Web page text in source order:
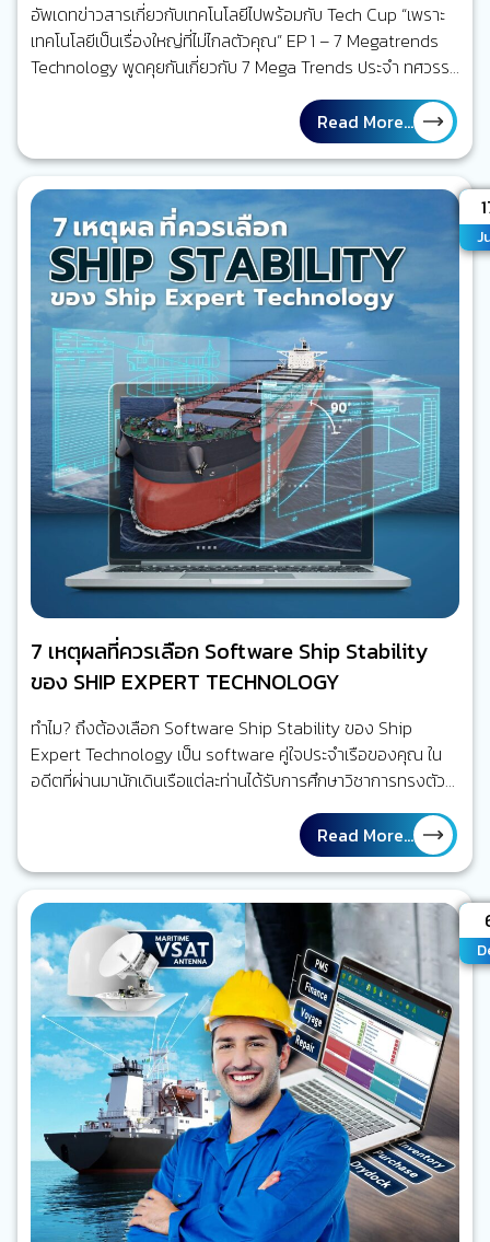
อัพเดทข่าวสารเกี่ยวกับเทคโนโลยีไปพร้อมกับ Tech Cup “เพราะ
เทคโนโลยีเป็นเรื่องใหญ่ที่ไม่ไกลตัวคุณ” EP 1 – 7 Megatrends
Technology พูดคุยกันเกี่ยวกับ 7 Mega Trends ประจำ ทศวรรษ
นี้ (2020-2030) ว่ามีอะไรบ้าง และเทคโนโลยีตัวไหนกำลังมาแรง
และน่าสนใจ เรามาฟังกันครับ EP 2 – Category of Satellite
Read More...
7 เหตุผลที่ควรเลือก Software Ship Stability
ของ SHIP EXPERT TECHNOLOGY
ทำไม? ถึงต้องเลือก Software Ship Stability ของ Ship
Expert Technology เป็น software คู่ใจประจำเรือของคุณ ใน
อดีตที่ผ่านมานักเดินเรือแต่ละท่านได้รับการศึกษาวิชาการทรงตัว
ของเรือ ที่ได้กล่าวถึงทฤษฎีมากมาย สูตรเพื่อประกอบการคำนวณ
ต่าง ๆ ในยุคแรก ๆ นักเดินเรือรุ่นเก๋าก็คงคำนวณมือกัน ต่อมาก็ใช้
excel เข้ามาช่วยจนมาถึงยุคที่มี โปรแกรมช่วยคำนวณ ซึ่งเป็นยุค
ที่วงการปรับมาเป็น Digital transformation กันมากขึ้น
software ในปัจจุบันมีหลายราคา…
Read More...